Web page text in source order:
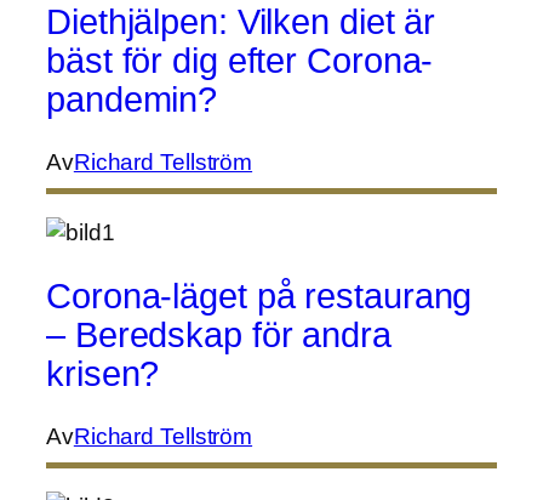
Diethjälpen: Vilken diet är
bäst för dig efter Corona-
pandemin?
AvRichard Tellström
Corona-läget på restaurang
– Beredskap för andra
krisen?
AvRichard Tellström